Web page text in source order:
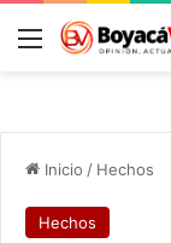
Menú
Inicio / Hechos
Hechos